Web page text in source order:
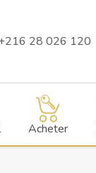
28 026 120
Acheter